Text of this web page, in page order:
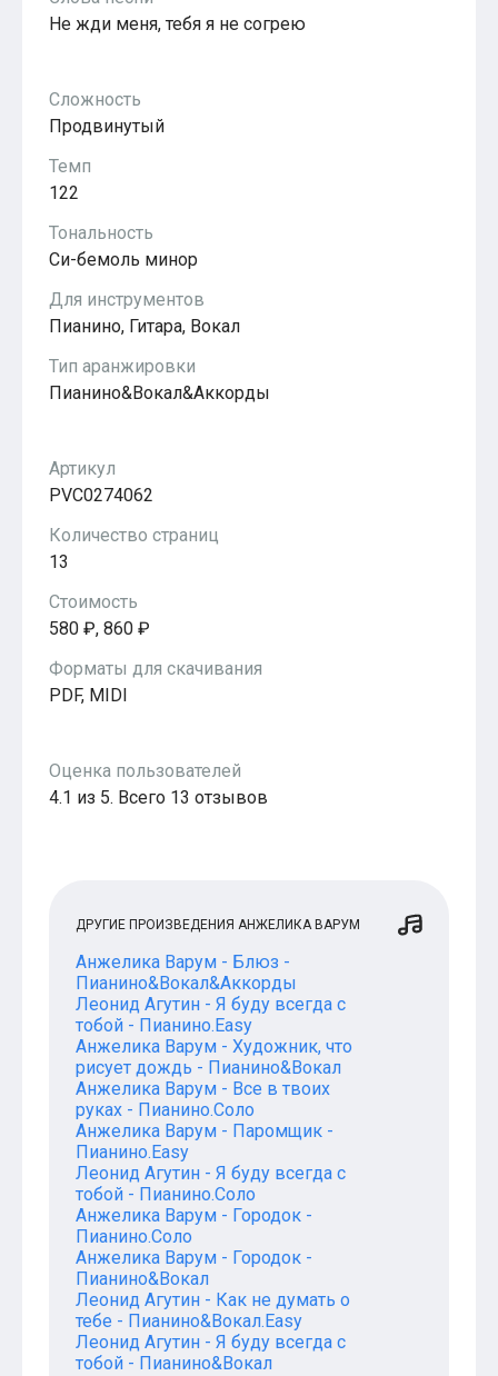
Популярное
Бесплатные
Не жди меня, тебя я не согрею
Сложность
Продвинутый
Темп
122
Тональность
Си-бемоль минор
Для инструментов
Пианино, Гитара, Вокал
Тип аранжировки
Пианино&Вокал&Аккорды
Артикул
PVС0274062
Количество страниц
13
Стоимость
580 ₽, 860 ₽
Форматы для скачивания
PDF, MIDI
Оценка пользователей
4.1 из 5. Всего 13 отзывов
ДРУГИЕ ПРОИЗВЕДЕНИЯ АНЖЕЛИКА ВАРУМ
Анжелика Варум - Блюз -
Пианино&Вокал&Аккорды
Леонид Агутин - Я буду всегда с
тобой - Пианино.Easy
Анжелика Варум - Художник, что
рисует дождь - Пианино&Вокал
Анжелика Варум - Все в твоих
руках - Пианино.Соло
Анжелика Варум - Паромщик -
Пианино.Easy
Леонид Агутин - Я буду всегда с
тобой - Пианино.Соло
Анжелика Варум - Городок -
Пианино.Соло
Анжелика Варум - Городок -
Пианино&Вокал
Леонид Агутин - Как не думать о
тебе - Пианино&Вокал.Easy
Леонид Агутин - Я буду всегда с
тобой - Пианино&Вокал